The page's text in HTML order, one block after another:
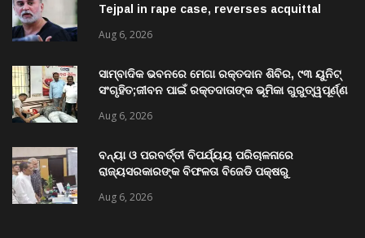
Tejpal in rape case, reverses acquittal
Aug 6, 2026
ସାମ୍ବାଦିକ ଭବନରେ ମେଗା ରକ୍ତଦାନ ଶିବିର, ୯୩ ୟୁନିଟ୍
ସଂଗୃହିତ;ଜୀବନ ପାଇଁ ରକ୍ତଦାତାଙ୍କ ଭୂମିକା ଗୁରୁତ୍ୱପୂର୍ଣ୍ଣ
Aug 6, 2026
ବନ୍ୟା ଓ ପରବର୍ତ୍ତୀ ବିପର୍ଯ୍ୟୟ ପରିଚାଳନାରେ
ରାଜ୍ୟସରକାରଙ୍କ ବିଫଳତା ବିଜେଡି ପକ୍ଷରୁ
Aug 6, 2026